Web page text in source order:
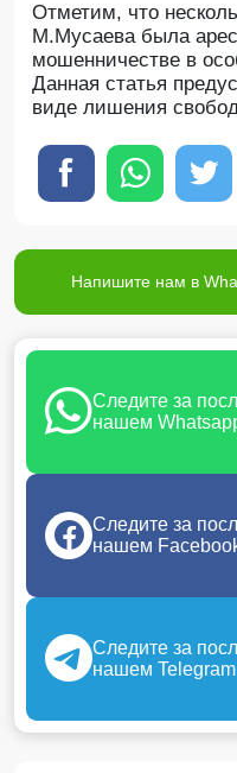
Отметим, что
М.Мусаева была
мошенничестве в
Данная статья
виде лишения
Напишите нам в
Следите за
нашем
Следите за
нашем
Следите за
нашем Telegram